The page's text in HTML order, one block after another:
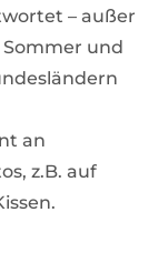
– außer
und
an
z.B. auf